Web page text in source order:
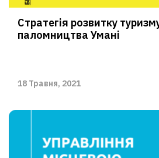
Стратегія розвитку
паломництва Умані
18 Травня, 2021